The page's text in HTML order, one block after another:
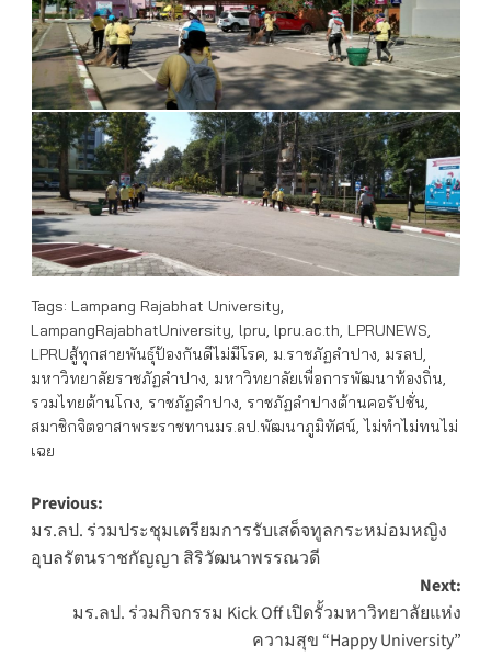
Tags: Lampang Rajabhat University,
LampangRajabhatUniversity, lpru, lpru.ac.th, LPRUNEWS,
LPRUสู้ทุกสายพันธุ์ป้องกันดีไม่มีโรค, ม.ราชภัฏลำปาง, มรลป,
มหาวิทยาลัยราชภัฏลำปาง, มหาวิทยาลัยเพื่อการพัฒนาท้องถิ่น,
รวมไทยต้านโกง, ราชภัฏลำปาง, ราชภัฏลำปางต้านคอรัปชั่น,
สมาชิกจิตอาสาพระราชทานมร.ลป.พัฒนาภูมิทัศน์, ไม่ทำไม่ทนไม่
เฉย
Post
navigation
Previous:
มร.ลป. ร่วมประชุมเตรียมการรับเสด็จทูลกระหม่อมหญิง
อุบลรัตนราชกัญญา สิริวัฒนาพรรณวดี
Next:
มร.ลป. ร่วมกิจกรรม Kick Off เปิดรั้วมหาวิทยาลัยแห่ง
ความสุข “Happy University”